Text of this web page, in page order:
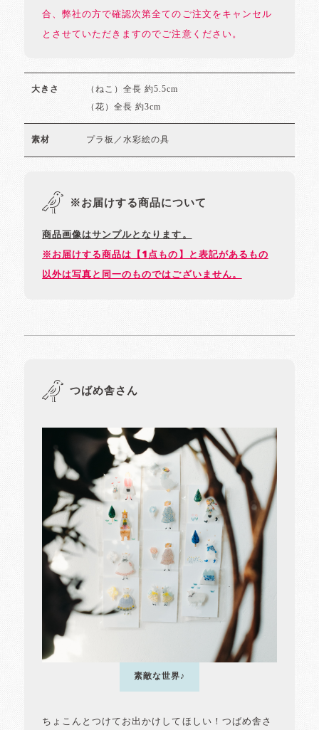
合、弊社の方で確認次第全てのご注文をキャンセル
とさせていただきますのでご注意ください。
大きさ （ねこ）全長 約5.5cm
（花）全長 約3cm
素材 プラ板／水彩絵の具
※お届けする商品について
商品画像はサンプルとなります。
※お届けする商品は【1点もの】と表記があるもの
以外は写真と同一のものではございません。
つばめ舎さん
素敵な世界♪
ちょこんとつけてお出かけしてほしい！つばめ舎さ